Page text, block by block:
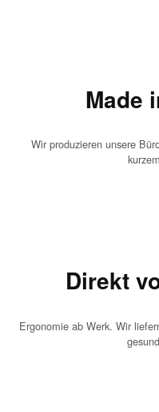
Made
Wir produzieren unsere
Direkt
Ergonomie ab Werk. Wir